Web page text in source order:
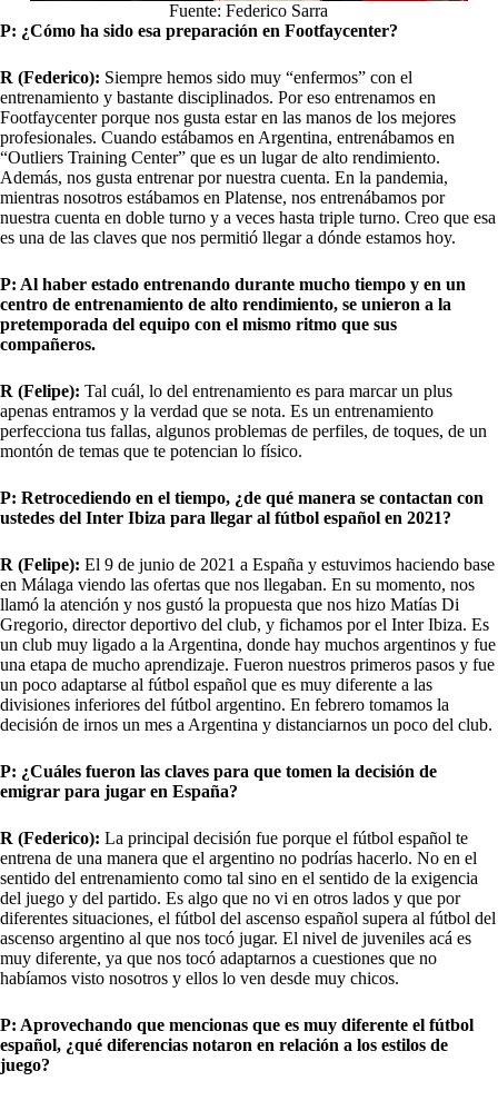
Fuente: Federico Sarra
P: ¿Cómo ha sido esa preparación en Footfaycenter?
R (Federico): Siempre hemos sido muy “enfermos” con el
entrenamiento y bastante disciplinados. Por eso entrenamos en
Footfaycenter porque nos gusta estar en las manos de los mejores
profesionales. Cuando estábamos en Argentina, entrenábamos en
“Outliers Training Center” que es un lugar de alto rendimiento.
Además, nos gusta entrenar por nuestra cuenta. En la pandemia,
mientras nosotros estábamos en Platense, nos entrenábamos por
nuestra cuenta en doble turno y a veces hasta triple turno. Creo que esa
es una de las claves que nos permitió llegar a dónde estamos hoy.
P: Al haber estado entrenando durante mucho tiempo y en un
centro de entrenamiento de alto rendimiento, se unieron a la
pretemporada del equipo con el mismo ritmo que sus
compañeros.
R (Felipe): Tal cuál, lo del entrenamiento es para marcar un plus
apenas entramos y la verdad que se nota. Es un entrenamiento
perfecciona tus fallas, algunos problemas de perfiles, de toques, de un
montón de temas que te potencian lo físico.
P: Retrocediendo en el tiempo, ¿de qué manera se contactan con
ustedes del Inter Ibiza para llegar al fútbol español en 2021?
R (Felipe): El 9 de junio de 2021 a España y estuvimos haciendo base
en Málaga viendo las ofertas que nos llegaban. En su momento, nos
llamó la atención y nos gustó la propuesta que nos hizo Matías Di
Gregorio, director deportivo del club, y fichamos por el Inter Ibiza. Es
un club muy ligado a la Argentina, donde hay muchos argentinos y fue
una etapa de mucho aprendizaje. Fueron nuestros primeros pasos y fue
un poco adaptarse al fútbol español que es muy diferente a las
divisiones inferiores del fútbol argentino. En febrero tomamos la
decisión de irnos un mes a Argentina y distanciarnos un poco del club.
P: ¿Cuáles fueron las claves para que tomen la decisión de
emigrar para jugar en España?
R (Federico): La principal decisión fue porque el fútbol español te
entrena de una manera que el argentino no podrías hacerlo. No en el
sentido del entrenamiento como tal sino en el sentido de la exigencia
del juego y del partido. Es algo que no vi en otros lados y que por
diferentes situaciones, el fútbol del ascenso español supera al fútbol del
ascenso argentino al que nos tocó jugar. El nivel de juveniles acá es
muy diferente, ya que nos tocó adaptarnos a cuestiones que no
habíamos visto nosotros y ellos lo ven desde muy chicos.
P: Aprovechando que mencionas que es muy diferente el fútbol
español, ¿qué diferencias notaron en relación a los estilos de
juego?